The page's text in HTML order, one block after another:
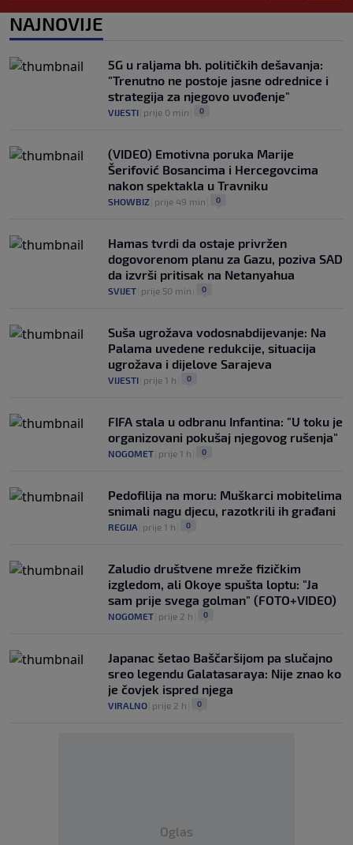
postoji"
NOGOMET| 0
NAJNOVIJE
5G u raljama bh. političkih dešavanja:
"Trenutno ne postoje jasne odrednice i
strategija za njegovo uvođenje"
VIJESTI prije 0 min 0
(VIDEO) Emotivna poruka Marije
Šerifović Bosancima i Hercegovcima
nakon spektakla u Travniku
SHOWBIZ prije 49 min 0
Hamas tvrdi da ostaje privržen
dogovorenom planu za Gazu, poziva SAD
da izvrši pritisak na Netanyahua
SVIJET prije 50 min 0
Suša ugrožava vodosnabdijevanje: Na
Palama uvedene redukcije, situacija
ugrožava i dijelove Sarajeva
VIJESTI prije 1 h 0
FIFA stala u odbranu Infantina: "U toku je
organizovani pokušaj njegovog rušenja"
NOGOMET prije 1 h 0
Pedofilija na moru: Muškarci mobitelima
snimali nagu djecu, razotkrili ih građani
REGIJA prije 1 h 0
Zaludio društvene mreže fizičkim
izgledom, ali Okoye spušta loptu: "Ja
sam prije svega golman" (FOTO+VIDEO)
NOGOMET prije 2 h 0
Japanac šetao Baščaršijom pa slučajno
sreo legendu Galatasaraya: Nije znao ko
je čovjek ispred njega
VIRALNO prije 2 h 0
Oglas